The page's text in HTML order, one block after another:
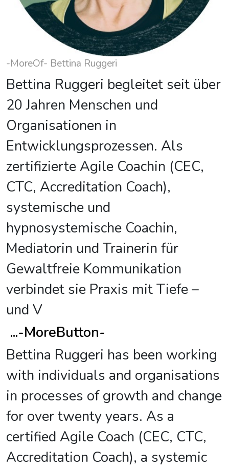
-MoreOf- Bettina Ruggeri
Bettina Ruggeri begleitet seit über
20 Jahren Menschen und
Organisationen in
Entwicklungsprozessen. Als
zertifizierte Agile Coachin (CEC,
CTC, Accreditation Coach),
systemische und
hypnosystemische Coachin,
Mediatorin und Trainerin für
Gewaltfreie Kommunikation
verbindet sie Praxis mit Tiefe –
und V
...-MoreButton-
Bettina Ruggeri has been working
with individuals and organisations
in processes of growth and change
for over twenty years. As a
certified Agile Coach (CEC, CTC,
Accreditation Coach), a systemic